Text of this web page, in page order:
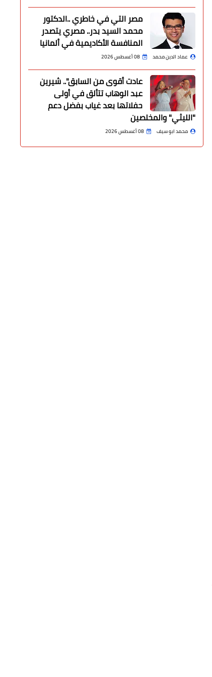
مصر التي في خاطري ..الدكتور
محمد السيد بدر.. مصري يتصدر
المنافسة الأكاديمية في ألمانيا
عماد الدين محمد 08 أغسطس 2026
عادت أقوى من السابق".. شيرين
عبد الوهاب تتألق في أولى
حفلاتها بعد غياب بفضل دعم
"الليثي" والمخلصين
محمد ابو سيف 08 أغسطس 2026